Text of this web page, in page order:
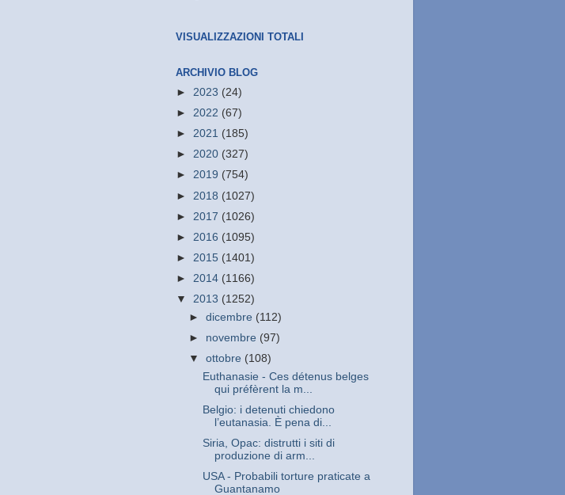
VISUALIZZAZIONI TOTALI
ARCHIVIO BLOG
► 2023 (24)
► 2022 (67)
► 2021 (185)
► 2020 (327)
► 2019 (754)
► 2018 (1027)
► 2017 (1026)
► 2016 (1095)
► 2015 (1401)
► 2014 (1166)
▼ 2013 (1252)
►dicembre (112)
► novembre (97)
▼ottobre (108)
Euthanasie - Ces détenus belges
qui préfèrent la m...
Belgio: i detenuti chiedono
l’eutanasia. È pena di...
Siria, Opac: distrutti i siti di
produzione di arm...
USA - Probabili torture praticate a
Guantanamo